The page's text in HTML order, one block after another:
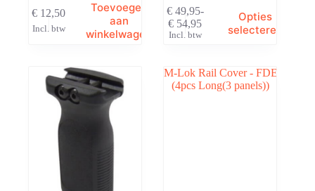
€ 12,50
Incl. btw
Toevoegen
aan
winkelwagen
€49,95-
€ 54,95
Prijsklasse:
€ 49,95
Incl. btw
Opties
selecteren
Dit
product
heeft
Deze
optie